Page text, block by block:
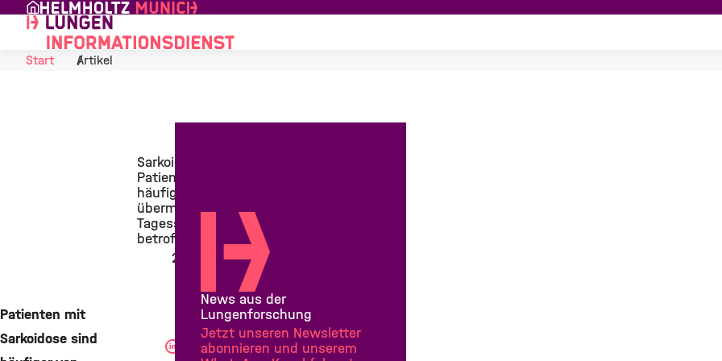
Skip to Content
Start
Artikel
Sarkoidose-
Patienten
häufiger von
übermäßiger
Tagesschläfrigkeit
betroffen
22. Juli 2013
Patienten mit
Sarkoidose sind
Teilen
News aus der
Lungenforschung
Jetzt unseren Newsletter
abonnieren und unserem